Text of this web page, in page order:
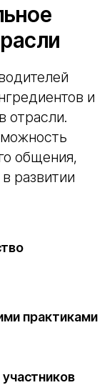
и
отрасли.
общения,
развитии
практиками